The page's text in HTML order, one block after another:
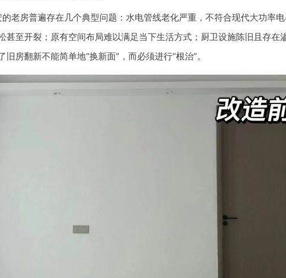
老房普遍存在几个典型问题：水电管线老化严重，不符合现代大功率
甚至开裂；原有空间布局难以满足当下生活方式；厨卫设施陈旧且存在
旧房翻新不能简单地“换新面”，而必须进行“根治”。